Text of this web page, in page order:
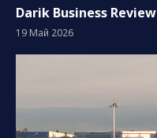
Darik Business Review
19 Май 2026